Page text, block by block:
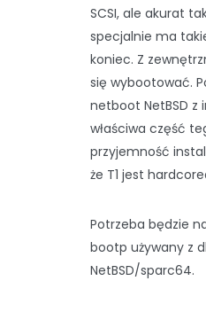
SCSI, ale akurat
specjalnie ma
koniec. Z
się wybootować.
netboot NetBSD z
właściwa część
przyjemność
że T1 jest
Potrzeba będzie
bootp używany z
NetBSD/sparc64.